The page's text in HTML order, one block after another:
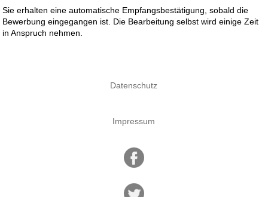
Sie erhalten eine automatische Empfangsbestätigung, sobald die
Bewerbung eingegangen ist. Die Bearbeitung selbst wird einige Zeit
in Anspruch nehmen.
Datenschutz
Impressum